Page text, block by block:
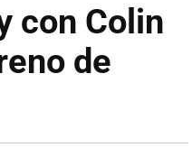
con Colin
de